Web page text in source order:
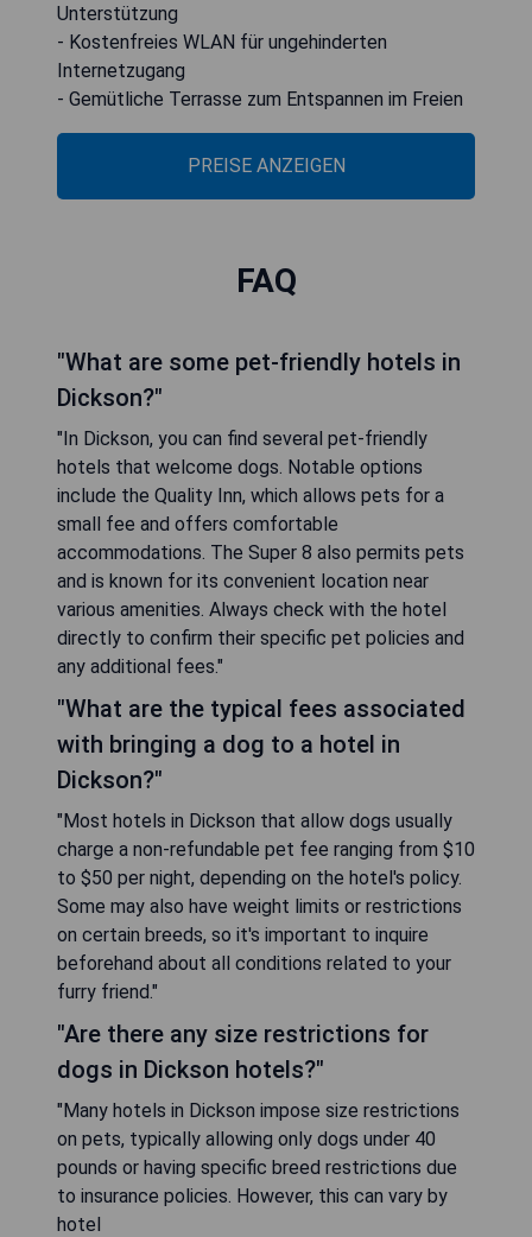
Unterstützung
- Kostenfreies WLAN für ungehinderten
Internetzugang
- Gemütliche Terrasse zum Entspannen im Freien
PREISE ANZEIGEN
FAQ
"What are some pet-friendly hotels in
Dickson?"
"In Dickson, you can find several pet-friendly
hotels that welcome dogs. Notable options
include the Quality Inn, which allows pets for a
small fee and offers comfortable
accommodations. The Super 8 also permits pets
and is known for its convenient location near
various amenities. Always check with the hotel
directly to confirm their specific pet policies and
any additional fees."
"What are the typical fees associated
with bringing a dog to a hotel in
Dickson?"
"Most hotels in Dickson that allow dogs usually
charge a non-refundable pet fee ranging from $10
to $50 per night, depending on the hotel's policy.
Some may also have weight limits or restrictions
on certain breeds, so it's important to inquire
beforehand about all conditions related to your
furry friend."
"Are there any size restrictions for
dogs in Dickson hotels?"
"Many hotels in Dickson impose size restrictions
on pets, typically allowing only dogs under 40
pounds or having specific breed restrictions due
to insurance policies. However, this can vary by
hotel